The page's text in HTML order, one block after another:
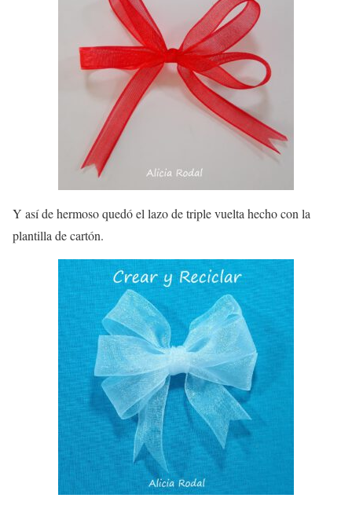
Y así de hermoso quedó el lazo de triple vuelta hecho con la
plantilla de cartón.